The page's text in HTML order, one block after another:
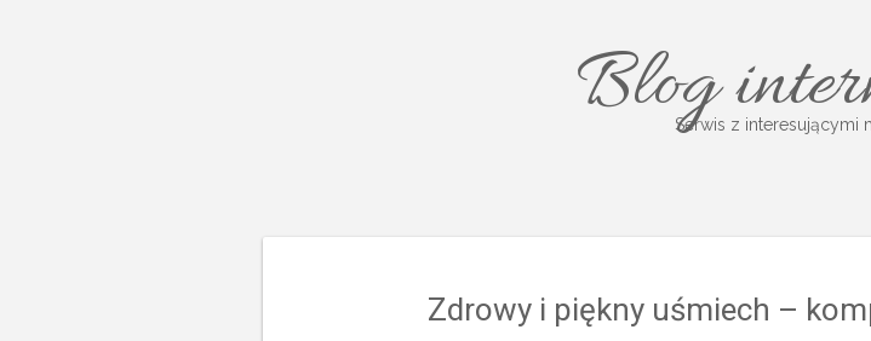
BlogSerwis z interesującymi
Zdrowy i piękny uśmiech –